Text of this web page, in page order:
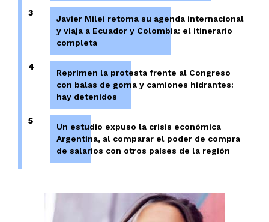
3
Javier Milei retoma su agenda internacional
y viaja a Ecuador y Colombia: el itinerario
completa
4
Reprimen la protesta frente al Congreso
con balas de goma y camiones hidrantes:
hay detenidos
5
Un estudio expuso la crisis económica
Argentina, al comparar el poder de compra
de salarios con otros países de la región